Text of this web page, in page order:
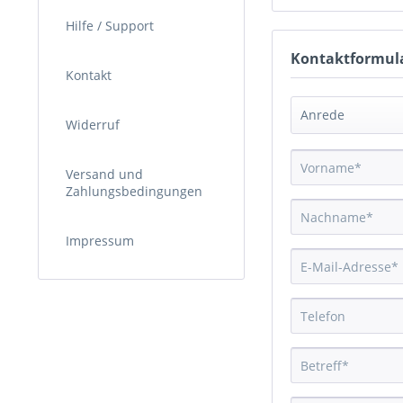
Hilfe / Support
Kontakt
Widerruf
Versand und
Zahlungsbedingungen
Impressum